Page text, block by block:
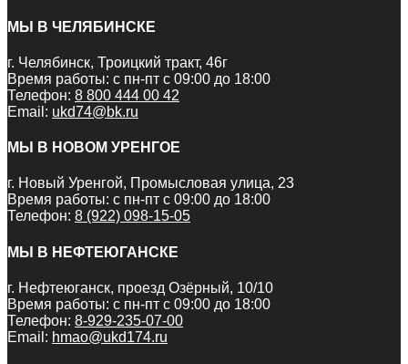
МЫ В ЧЕЛЯБИНСКЕ
г. Челябинск, Троицкий тракт, 46г
Время работы: с пн-пт с 09:00 до 18:00
Телефон: 8 800 444 00 42
Email: ukd74@bk.ru
МЫ В НОВОМ УРЕНГОЕ
г. Новый Уренгой, Промысловая улица, 23
Время работы: с пн-пт с 09:00 до 18:00
Телефон: 8 (922) 098-15-05
МЫ В НЕФТЕЮГАНСКЕ
г. Нефтеюганск, проезд Озёрный, 10/10
Время работы: с пн-пт с 09:00 до 18:00
Телефон: 8-929-235-07-00
Email: hmao@ukd174.ru